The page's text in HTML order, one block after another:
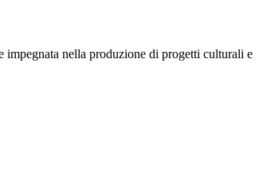
impegnata nella produzione di progetti culturali e